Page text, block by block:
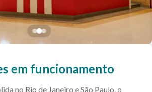
em funcionamento
no Rio de Janeiro e São Paulo, o